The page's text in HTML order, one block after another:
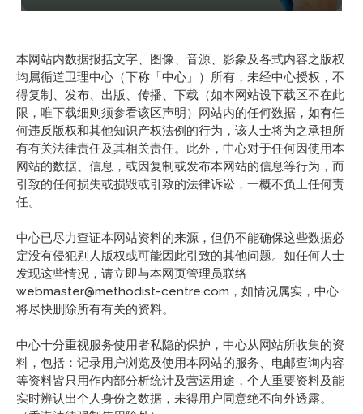
本网站内数据报括文字、图像、音源、影象及各式内容之版权
均属循道卫理中心（下称「中心」）所有，未经中心授权，不
得复制、发布、出版、传播、下载（如本网站设下载区不在此
限，唯下载细则须参看该区声明）网站内的任何数据，如有任
何违反版权和其他知识产权法例的行为，该人士将为之承担所
有有关法律责任及其相关责任。此外，中心对于任何因使用本
网站的数据、信息，或因复制或发布本网站的信息等行为，而
引致的任何损失或损毁或引致的法律诉讼，一概不负上任何责
任。
中心已尽力查证本网站资料的来源，但仍不能确保这些数据必
定没有侵犯别人版权或可能因此引致的其他问题。如任何人士
发现这些情况，请立即与本网页管理员联络
webmaster@methodist-centre.com，如情况属实，中心
将尽快删除所有有关的资料。
中心十分重视服务使用者私隐的保护，中心从网站所收集的资
料，包括：记录用户浏览及使用本网站的服务、电邮查询内容
等资料皆只用作内部分析统计及营运用途，个人重要资料及能
实时辨认出个人身份之数据，未得用户同意绝不向外透露。